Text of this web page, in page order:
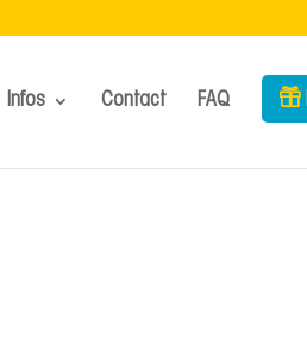
Infos Contact FAQ